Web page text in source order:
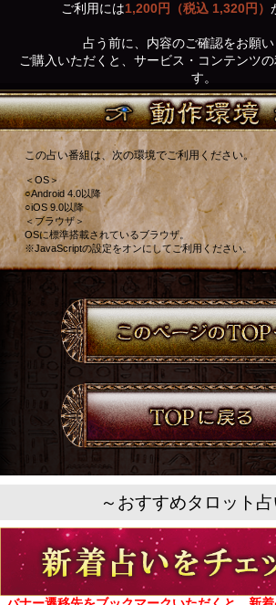
ご利用には1,200円（税込 1,320円）
占う前に、内容のご確認をお願い
ご購入いただくと、サービス・コンテンツ
す。
この占い番組は、次の環境でご利用ください。
＜OS＞
○Android 4.0以降
○iOS 9.0以降
＜ブラウザ＞
OSに標準搭載されているブラウザ。
※JavaScriptの設定をオンにしてご利用ください。